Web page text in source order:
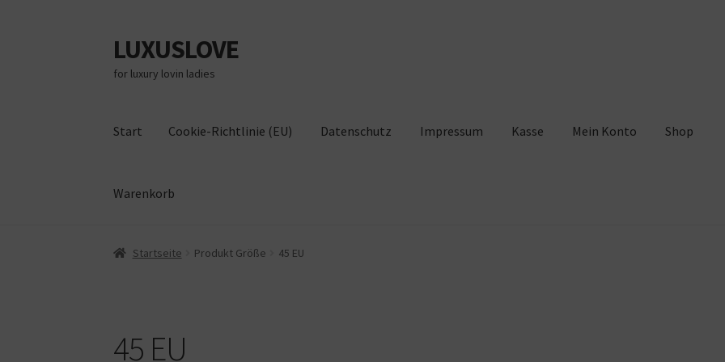
Zur
Navigation
springen
Zum
Inhalt
springen
LUXUSLOVE
for luxury lovin ladies
Start Cookie-Richtlinie (EU) Datenschutz Impressum Kasse Mein Konto Shop
Warenkorb
Start Cookie-Richtlinie (EU) Datenschutz
Startseite Produkt Größe 45 EU
45 EU